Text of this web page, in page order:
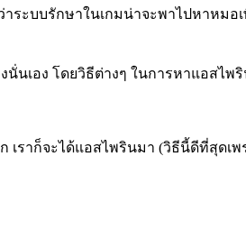
ระบบรักษาในเกมน่าจะพาไปหาหม
นเอง โดยวิธีต่างๆ ในการหาแอสไพ
เราก็จะได้แอสไพรินมา (วิธีนี้ดีที่สุดเ